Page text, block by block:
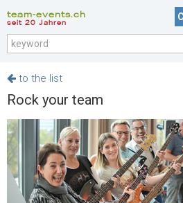
team-events.ch
seit 20 Jahren
to the list
Rock your team